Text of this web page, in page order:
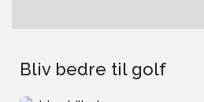
Bliv bedre til golf